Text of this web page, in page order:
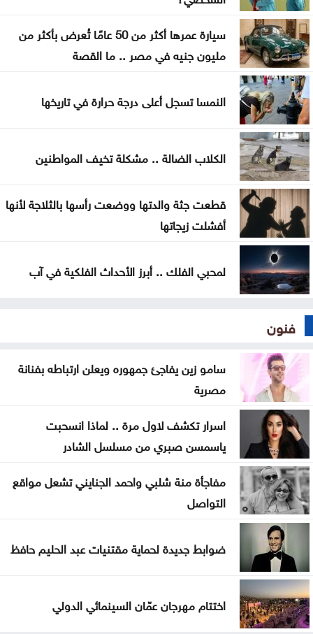
في موجات الحر
انطلاق رحلات برنامج أردننا جنة في الكرك
عون: تقدم إيجابي في مفاوضات روما حول الحدود
والأسرى
سامو زين يفاجئ جمهوره ويعلن ارتباطه بفنانة مصرية
أوبن إيه آي تتيح محادثات غير محدودة لمستخدمي
ChatGPT المجانيين
سيارة عمرها أكثر من 50 عامًا تُعرض بأكثر من
مليون جنيه في مصر .. ما القصة
النمسا تسجل أعلى درجة حرارة في تاريخها
الكلاب الضالة .. مشكلة تخيف المواطنين
قطعت جثة والدتها ووضعت رأسها بالثلاجة لأنها
أفشلت زيجاتها
لمحبي الفلك .. أبرز الأحداث الفلكية في آب
فنون
سامو زين يفاجئ جمهوره ويعلن ارتباطه بفنانة
مصرية
اسرار تكشف لاول مرة .. لماذا انسحبت
ياسمسن صبري من مسلسل الشادر
مفاجأة منة شلبي واحمد الجنايني تشعل مواقع
التواصل
ضوابط جديدة لحماية مقتنيات عبد الحليم حافظ
اختتام مهرجان عمّان السينمائي الدولي